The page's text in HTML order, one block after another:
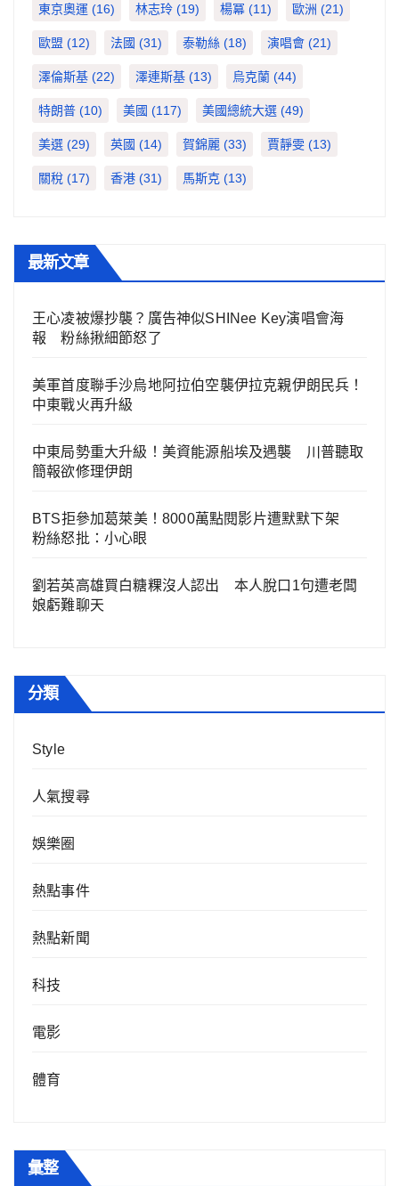
東京奧運 (16) 林志玲 (19) 楊冪 (11) 歐洲 (21)
歐盟 (12) 法國 (31) 泰勒絲 (18) 演唱會 (21)
澤倫斯基 (22) 澤連斯基 (13) 烏克蘭 (44)
特朗普 (10) 美國 (117) 美國總統大選 (49)
美選 (29) 英國 (14) 賀錦麗 (33) 賈靜雯 (13)
關稅 (17) 香港 (31) 馬斯克 (13)
最新文章
王心凌被爆抄襲？廣告神似SHINee Key演唱會海
報 粉絲揪細節怒了
美軍首度聯手沙烏地阿拉伯空襲伊拉克親伊朗民兵！
中東戰火再升級
中東局勢重大升級！美資能源船埃及遇襲 川普聽取
簡報欲修理伊朗
BTS拒參加葛萊美！8000萬點閱影片遭默默下架
粉絲怒批：小心眼
劉若英高雄買白糖粿沒人認出 本人脫口1句遭老闆
娘虧難聊天
分類
Style
人氣搜尋
娛樂圈
熱點事件
熱點新聞
科技
電影
體育
彙整